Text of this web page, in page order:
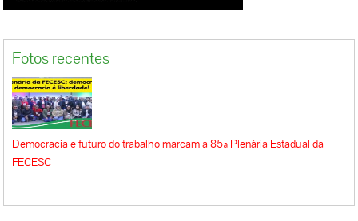
Fotos recentes
Democracia e futuro do trabalho marcam a 85ª Plenária Estadual da
FECESC